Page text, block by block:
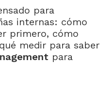
para
internas: cómo
primero, cómo
medir para saber
para